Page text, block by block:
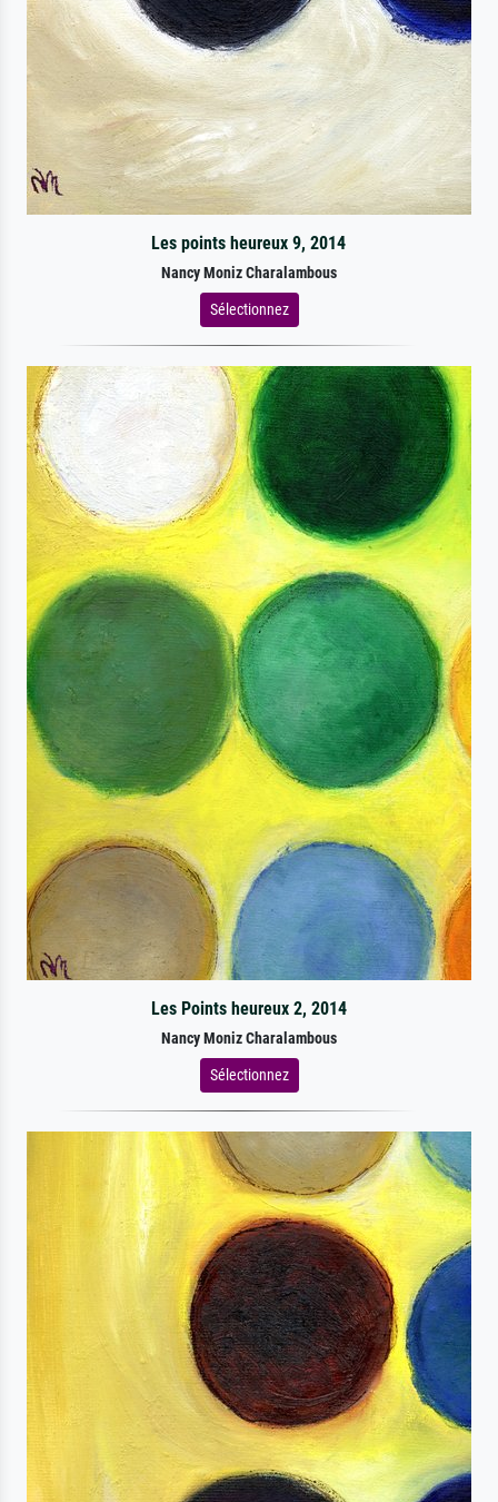
Les points heureux 9, 2014
Nancy Moniz Charalambous
Sélectionnez
Les Points heureux 2, 2014
Nancy Moniz Charalambous
Sélectionnez